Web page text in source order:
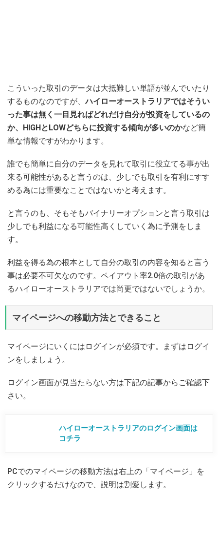
こういった取引のデータは大抵難しい単語が並んでいたり
するものなのですが、ハイローオーストラリアではそうい
った事は無く一目見ればどれだけ自分が投資をしているの
か、HIGHとLOWどちらに投資する傾向が多いのかなど簡
単な情報ですがわかります。
誰でも簡単に自分のデータを見れて取引に役立てる事が出
来る可能性があると言うのは、少しでも取引を有利にすす
める為には重要なことではないかと考えます。
と言うのも、そもそもバイナリーオプションと言う取引は
少しでも利益になる可能性高くしていく為に予測をしま
す。
利益を得る為の根本として自分の取引の内容を知ると言う
事は必要不可欠なのです。ペイアウト率2.0倍の取引があ
るハイローオーストラリアでは尚更ではないでしょうか。
マイページへの移動方法とできること
マイページにいくにはログインが必須です。まずはログイ
ンをしましょう。
ログイン画面が見当たらない方は下記の記事からご確認下
さい。
ハイローオーストラリアのログイン画面は
コチラ
PCでのマイページの移動方法は右上の「マイページ」を
クリックするだけなので、説明は割愛します。